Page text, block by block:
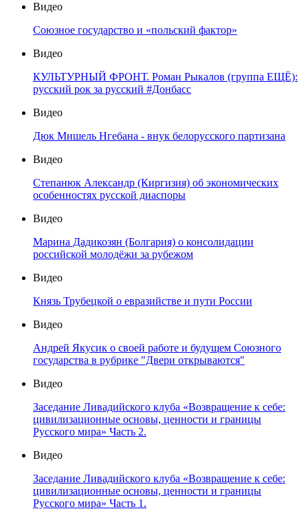
Видео
Союзное государство и «польский фактор»
Видео
КУЛЬТУРНЫЙ ФРОНТ. Роман Рыкалов (группа ЕЩЁ):
русский рок за русский #Донбасс
Видео
Дюк Мишель Нгебана - внук белорусского партизана
Видео
Степанюк Александр (Киргизия) об экономических
особенностях русской диаспоры
Видео
Марина Дадикозян (Болгария) о консолидации
российской молодёжи за рубежом
Видео
Князь Трубецкой о евразийстве и пути России
Видео
Андрей Якусик о своей работе и будущем Союзного
государства в рубрике "Двери открываются"
Видео
Заседание Ливадийского клуба «Возвращение к себе:
цивилизационные основы, ценности и границы
Русского мира» Часть 2.
Видео
Заседание Ливадийского клуба «Возвращение к себе:
цивилизационные основы, ценности и границы
Русского мира» Часть 1.